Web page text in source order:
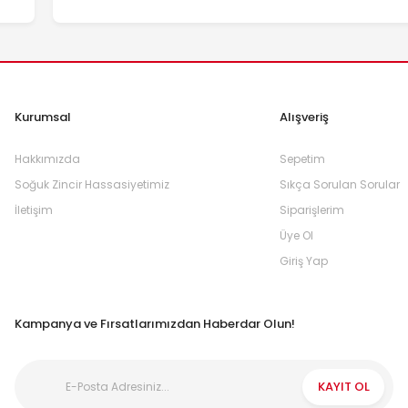
Kurumsal
Hakkımızda
Soğuk Zincir Hassasiyetimiz
İletişim
Alışveriş
Sepetim
Sıkça Sorulan Sorular
Siparişlerim
Üye Ol
Giriş Yap
Kampanya ve Fırsatlarımızdan Haberdar Olun!
KAYIT OL